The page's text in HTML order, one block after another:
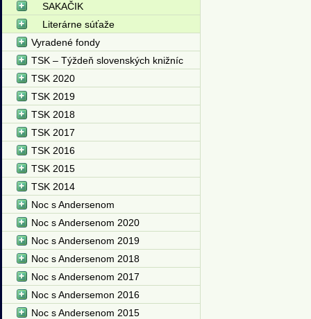
SAKAČIK
Literárne súťaže
Vyradené fondy
TSK – Týždeň slovenských knižníc
TSK 2020
TSK 2019
TSK 2018
TSK 2017
TSK 2016
TSK 2015
TSK 2014
Noc s Andersenom
Noc s Andersenom 2020
Noc s Andersenom 2019
Noc s Andersenom 2018
Noc s Andersenom 2017
Noc s Andersemon 2016
Noc s Andersenom 2015